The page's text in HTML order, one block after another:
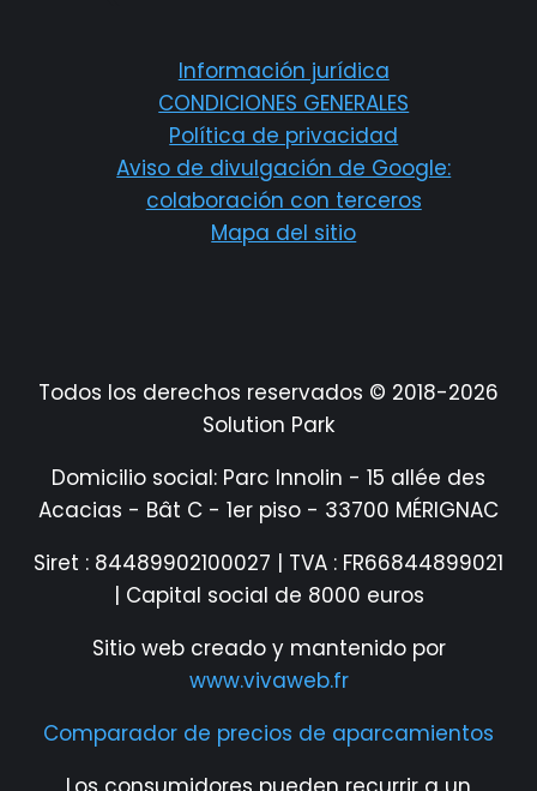
Información jurídica
CONDICIONES GENERALES
Política de privacidad
Aviso de divulgación de Google:
colaboración con terceros
Mapa del sitio
Todos los derechos reservados © 2018-2026
Solution Park
Domicilio social: Parc Innolin - 15 allée des
Acacias - Bât C - 1er piso - 33700 MÉRIGNAC
Siret : 84489902100027 | TVA : FR66844899021
| Capital social de 8000 euros
Sitio web creado y mantenido por
www.vivaweb.fr
Comparador de precios de aparcamientos